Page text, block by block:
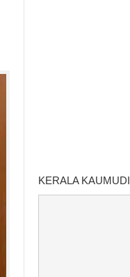
KERALA KAUMUDI